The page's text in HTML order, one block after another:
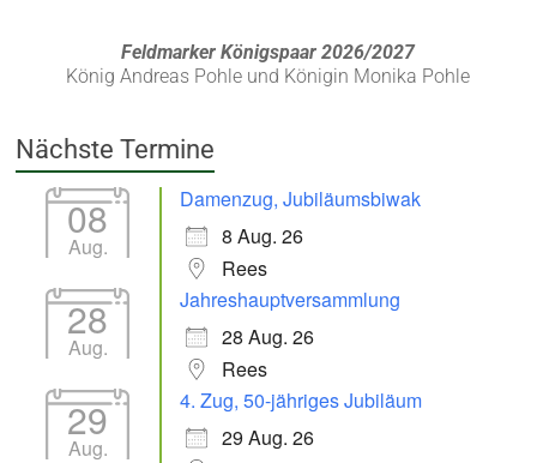
Feldmarker Königspaar 2026/2027
König Andreas Pohle und Königin Monika Pohle
Nächste Termine
08
Aug.
Damenzug, Jubiläumsbiwak
8 Aug. 26
Rees
28
Aug.
Jahreshauptversammlung
28 Aug. 26
Rees
29
Aug.
4. Zug, 50-jähriges Jubiläum
29 Aug. 26